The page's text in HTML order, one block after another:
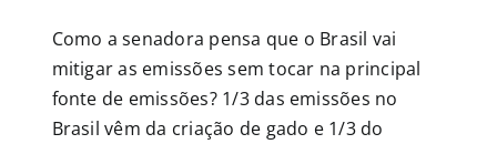
Como a senadora pensa que o Brasil vai
mitigar as emissões sem tocar na principal
fonte de emissões? 1/3 das emissões no
Brasil vêm da criação de gado e 1/3 do